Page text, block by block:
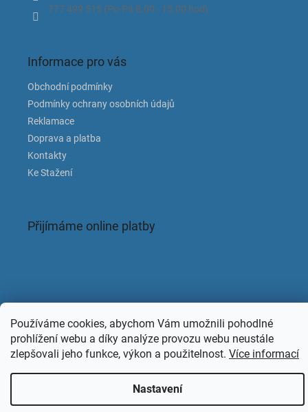
Používáme cookies, abychom Vám umožnili pohodlné
prohlížení webu a díky analýze provozu webu neustále
zlepšovali jeho funkce, výkon a použitelnost. Více informací
Nastavení
777 499 515 (Po-Pá 8.00 - 15.00 hod).
Informace pro vás
Obchodní podmínky
Podmínky ochrany osobních údajů
Reklamace
Doprava a platba
Kontakty
Ke Stažení
Přijímáme online platby
KAPACLEAN. Všechna práva vyhrazena.